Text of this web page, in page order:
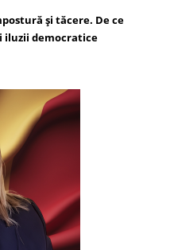
și tăcere. De ce
iluzii democratice